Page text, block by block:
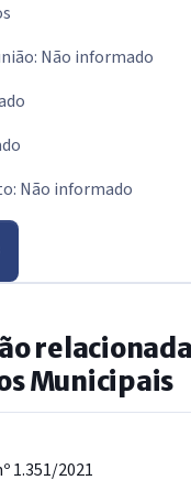
Não informado
Não informado
Municipais
1.351/2021